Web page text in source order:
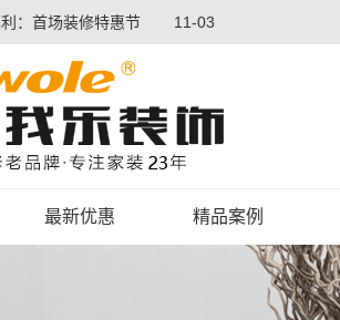
最新优惠 精品案例